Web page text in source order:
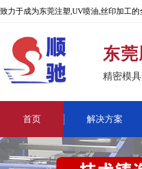
致力于成为东莞注塑,UV喷油,丝印加工
东
精密模
首页 解决方案